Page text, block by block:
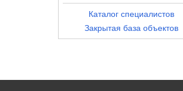
Каталог специалистов
Закрытая база объектов